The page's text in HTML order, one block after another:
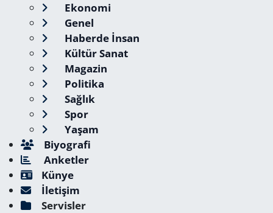
Ekonomi
Genel
Haberde İnsan
Kültür Sanat
Magazin
Politika
Sağlık
Spor
Yaşam
Biyografi
Anketler
Künye
İletişim
Servisler